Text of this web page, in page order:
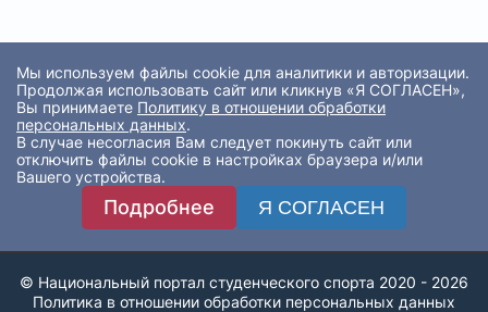
Мы используем файлы cookie для аналитики и авторизации.
Продолжая использовать сайт или кликнув «Я СОГЛАСЕН»,
Вы принимаете Политику в отношении обработки
персональных данных.
В случае несогласия Вам следует покинуть сайт или
отключить файлы cookie в настройках браузера и/или
Вашего устройства.
Подробнее Я СОГЛАСЕН
Политика в отношении обработки персональных данных
© Национальный портал студенческого спорта 2020 - 2026